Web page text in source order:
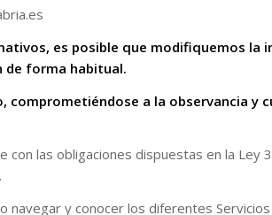
es posible que modifiquemos la
de forma habitual.
comprometiéndose a la observancia
las obligaciones dispuestas en la
navegar y conocer los diferentes